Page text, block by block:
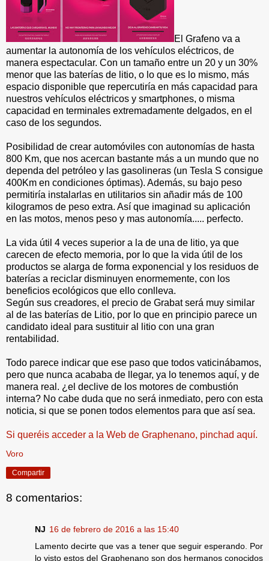
El Grafeno va a
aumentar la autonomía de los vehículos eléctricos, de
manera espectacular. Con un tamaño entre un 20 y un 30%
menor que las baterías de litio, o lo que es lo mismo, más
espacio disponible que repercutiría en más capacidad para
nuestros vehículos eléctricos y smartphones, o misma
capacidad en terminales extremadamente delgados, en el
caso de los segundos.
Posibilidad de crear automóviles con autonomías de hasta
800 Km, que nos acercan bastante más a un mundo que no
dependa del petróleo y las gasolineras (un Tesla S consigue
400Km en condiciones óptimas). Además, su bajo peso
permitiría instalarlas en utilitarios sin añadir más de 100
kilogramos de peso extra. Así que imaginad su aplicación
en las motos, menos peso y mas autonomía..... perfecto.
La vida útil 4 veces superior a la de una de litio, ya que
carecen de efecto memoria, por lo que la vida útil de los
productos se alarga de forma exponencial y los residuos de
baterías a reciclar disminuyen enormemente, con los
beneficios ecológicos que ello conlleva.
Según sus creadores, el precio de Grabat será muy similar
al de las baterías de Litio, por lo que en principio parece un
candidato ideal para sustituir al litio con una gran
rentabilidad.
Todo parece indicar que ese paso que todos vaticinábamos,
pero que nunca acababa de llegar, ya lo tenemos aquí, y de
manera real. ¿el declive de los motores de combustión
interna? No cabe duda que no será inmediato, pero con esta
noticia, si que se ponen todos elementos para que así sea.
Si queréis acceder a la Web de Graphenano, pinchad aquí.
Voro
Compartir
8 comentarios:
NJ 16 de febrero de 2016 a las 15:40
Lamento decirte que vas a tener que seguir esperando. Por
lo visto estos del Graphenano son dos hermanos conocidos